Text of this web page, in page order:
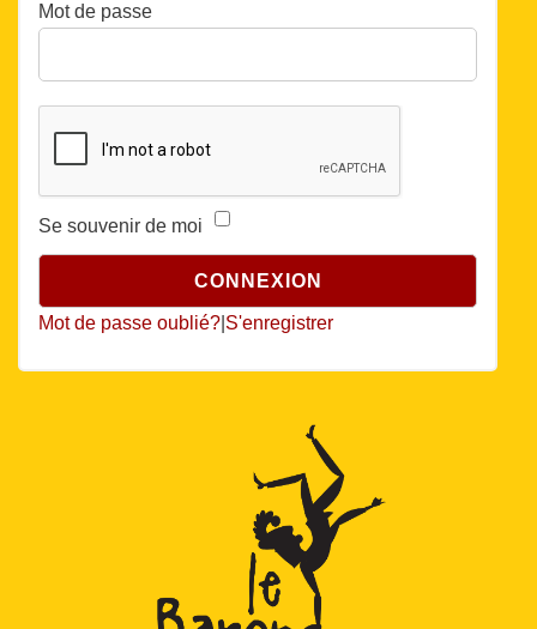
Mot de passe
Se souvenir de moi
Mot de passe oublié? S'enregistrer